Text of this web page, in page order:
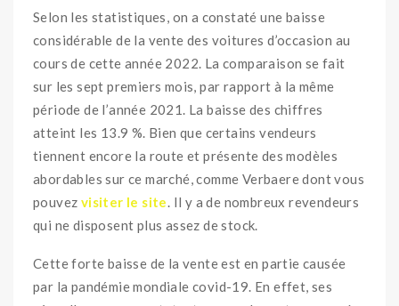
Selon les statistiques, on a constaté une baisse
considérable de la vente des voitures d’occasion au
cours de cette année 2022. La comparaison se fait
sur les sept premiers mois, par rapport à la même
période de l’année 2021. La baisse des chiffres
atteint les 13.9 %. Bien que certains vendeurs
tiennent encore la route et présente des modèles
abordables sur ce marché, comme Verbaere dont vous
pouvez visiter le site. Il y a de nombreux revendeurs
qui ne disposent plus assez de stock.
Cette forte baisse de la vente est en partie causée
par la pandémie mondiale covid-19. En effet, ses